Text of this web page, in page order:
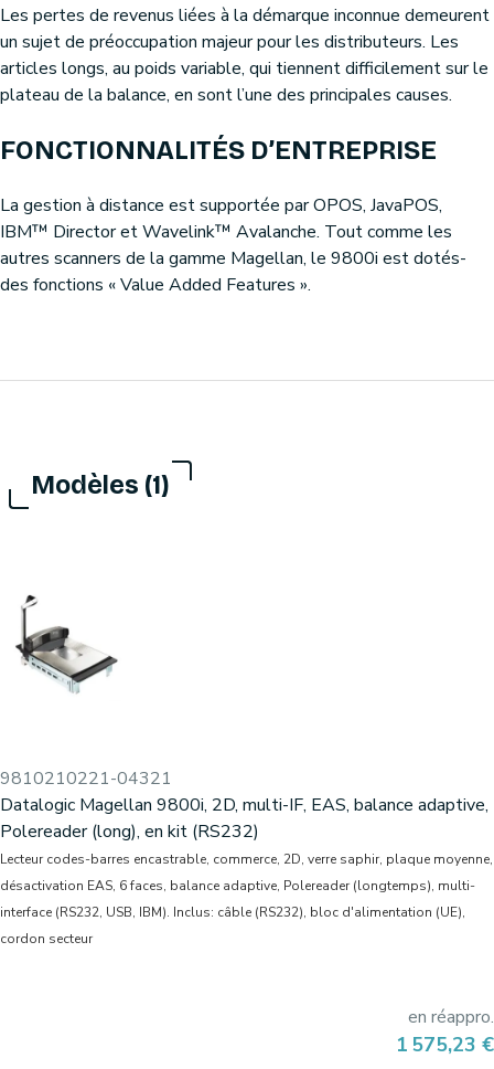
Les pertes de revenus liées à la démarque inconnue demeurent
un sujet de préoccupation majeur pour les distributeurs. Les
articles longs, au poids variable, qui tiennent difficilement sur le
plateau de la balance, en sont l’une des principales causes.
FONCTIONNALITÉS D’ENTREPRISE
La gestion à distance est supportée par OPOS, JavaPOS,
IBM™ Director et Wavelink™ Avalanche. Tout comme les
autres scanners de la gamme Magellan, le 9800i est dotés-
des fonctions « Value Added Features ».
Modèles (1)
9810210221-04321
Datalogic Magellan 9800i, 2D, multi-IF, EAS, balance adaptive,
Polereader (long), en kit (RS232)
Lecteur codes-barres encastrable, commerce, 2D, verre saphir, plaque moyenne,
désactivation EAS, 6 faces, balance adaptive, Polereader (longtemps), multi-
interface (RS232, USB, IBM). Inclus: câble (RS232), bloc d'alimentation (UE),
cordon secteur
en réappro.
Prix
1 575,23 €